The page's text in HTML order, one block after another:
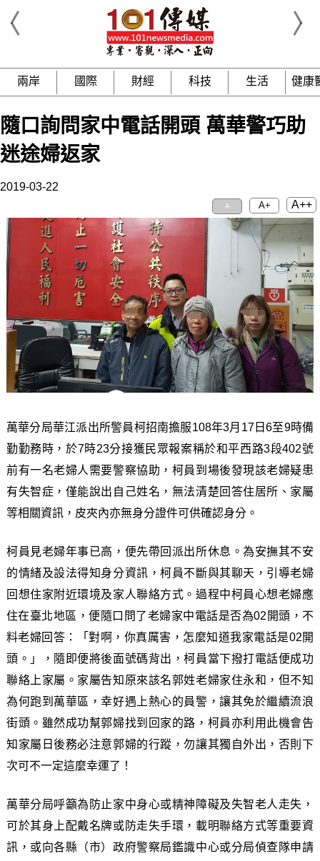
兩岸 國際 財經 科技 生活 健康
隨口詢問家中電話開頭 萬華警巧助
迷途婦返家
2019-03-22
A A+ A++
萬華分局華江派出所警員柯招南擔服108年3月17日6至9時備
勤勤務時，於7時23分接獲民眾報案稱於和平西路3段402號
前有一名老婦人需要警察協助，柯員到場後發現該老婦疑患
有失智症，僅能說出自己姓名，無法清楚回答住居所、家屬
等相關資訊，皮夾內亦無身分證件可供確認身分。
柯員見老婦年事已高，便先帶回派出所休息。為安撫其不安
的情緒及設法得知身分資訊，柯員不斷與其聊天，引導老婦
回想住家附近環境及家人聯絡方式。過程中柯員心想老婦應
住在臺北地區，便隨口問了老婦家中電話是否為02開頭，不
料老婦回答：「對啊，你真厲害，怎麼知道我家電話是02開
頭。」，隨即便將後面號碼背出，柯員當下撥打電話便成功
聯絡上家屬。家屬告知原來該名郭姓老婦家住永和，但不知
為何跑到萬華區，幸好遇上熱心的員警，讓其免於繼續流浪
街頭。雖然成功幫郭婦找到回家的路，柯員亦利用此機會告
知家屬日後務必注意郭婦的行蹤，勿讓其獨自外出，否則下
次可不一定這麼幸運了！
萬華分局呼籲為防止家中身心或精神障礙及失智老人走失，
可於其身上配戴名牌或防走失手環，載明聯絡方式等重要資
訊，或向各縣（市）政府警察局鑑識中心或分局偵查隊申請